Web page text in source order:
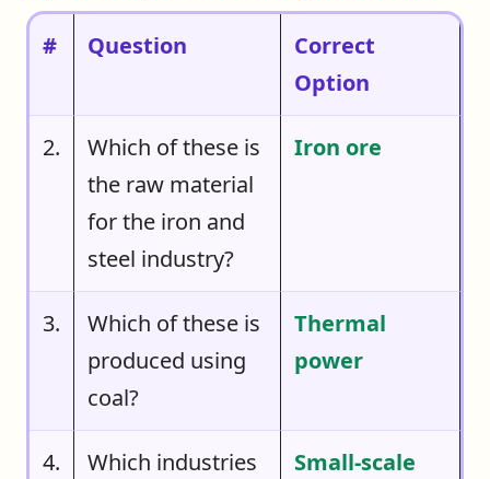
# Question
Correct
Option
2.
Which of these is
the raw material
for the iron and
steel industry?
Iron ore
3.
Which of these is
produced using
coal?
Thermal
power
4.
Which industries
Small-scale